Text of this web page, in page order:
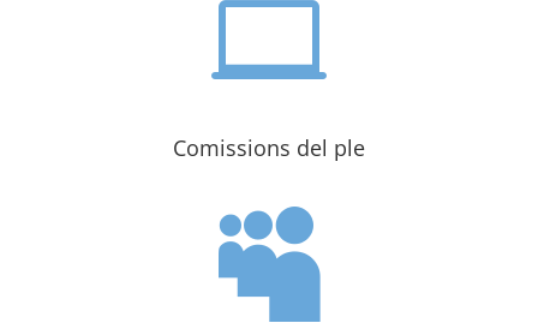

Comissions del ple
